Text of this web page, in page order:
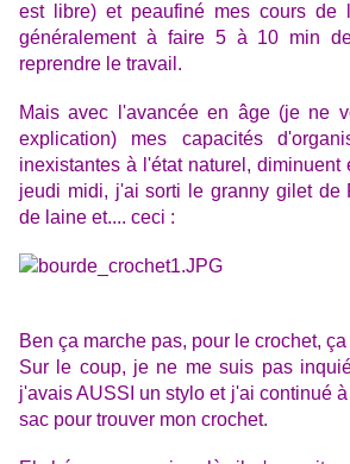
est libre) et peaufiné mes cours de
généralement à faire 5 à 10 min
reprendre le travail.
Mais avec l'avancée en âge (je ne
explication) mes capacités
inexistantes à l'état naturel, diminuent
jeudi midi, j'ai sorti le granny gilet de
de laine et.... ceci :
Ben ça marche pas, pour le crochet, ça
Sur le coup, je ne me suis pas
j'avais AUSSI un stylo et j'ai continué
sac pour trouver mon crochet.